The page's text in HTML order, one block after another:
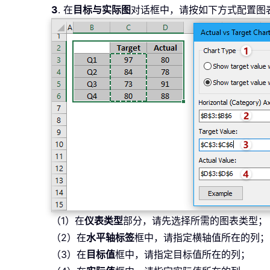
3. 在 目标与实际图对话框中，请按如下方式配置图
（1）在仪表类型部分，请先选择所需的图表类型；
（2）在水平轴标签框中，请指定横轴值所在的列；
（3）在 目标值框中，请指定目标值所在的列；